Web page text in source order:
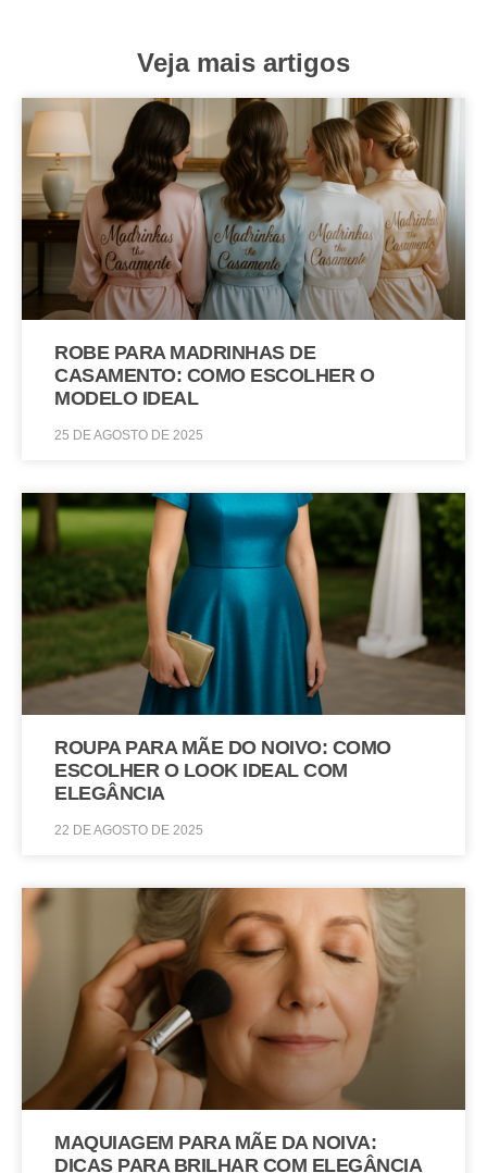
Veja mais artigos
ROBE PARA MADRINHAS DE
CASAMENTO: COMO ESCOLHER O
MODELO IDEAL
25 DE AGOSTO DE 2025
ROUPA PARA MÃE DO NOIVO: COMO
ESCOLHER O LOOK IDEAL COM
ELEGÂNCIA
22 DE AGOSTO DE 2025
MAQUIAGEM PARA MÃE DA NOIVA:
DICAS PARA BRILHAR COM ELEGÂNCIA